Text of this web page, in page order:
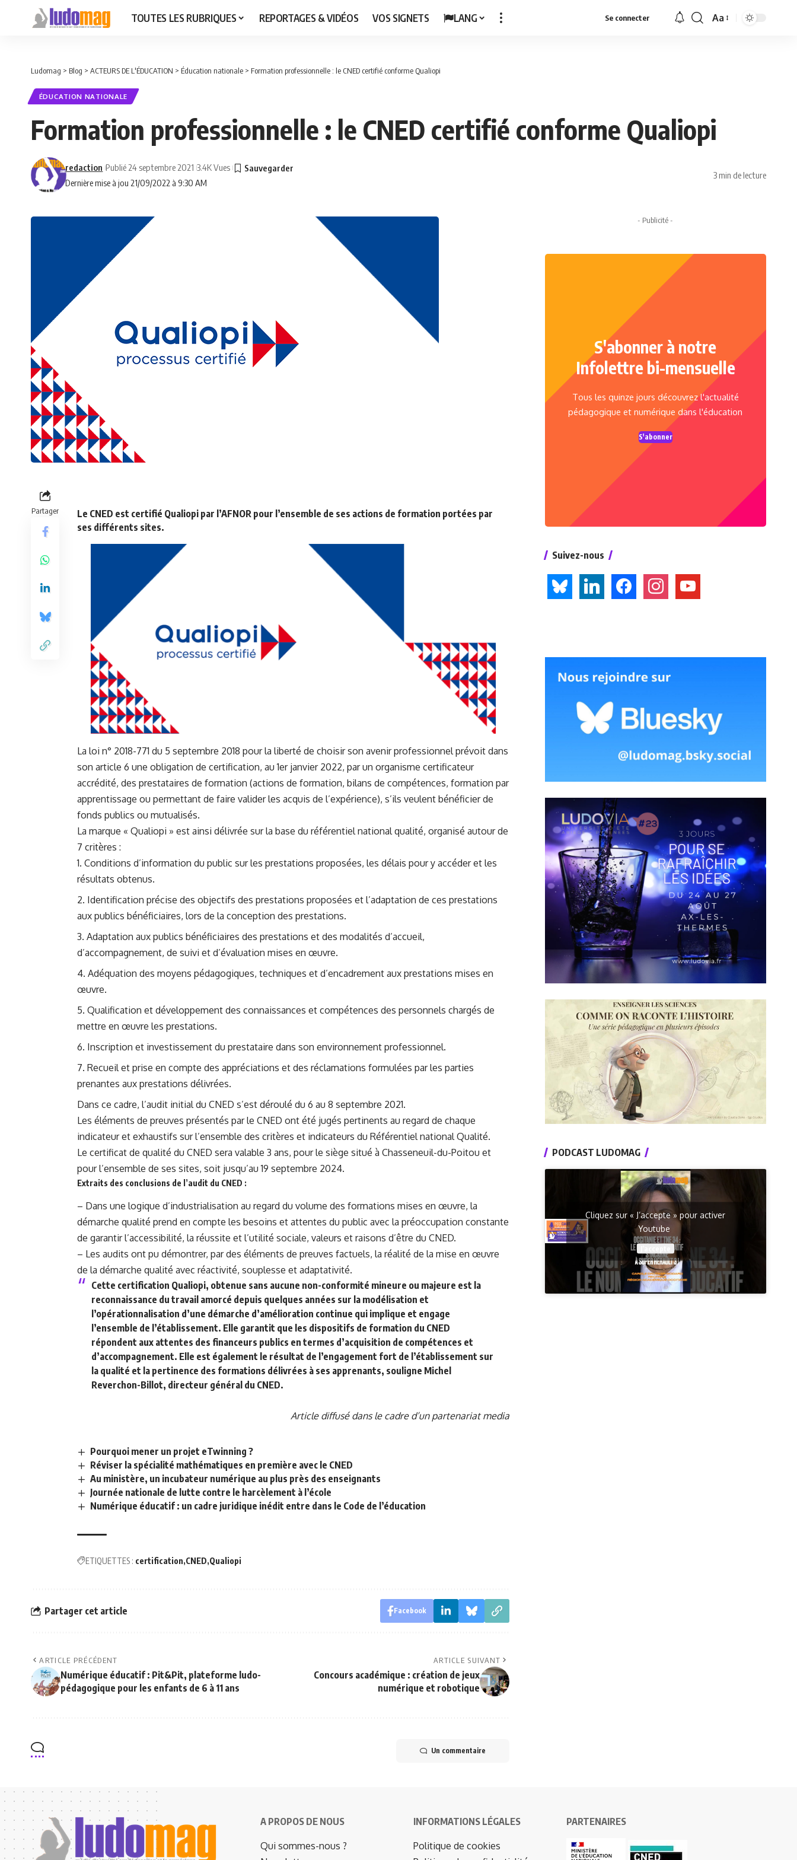
TOUTES LES RUBRIQUES REPORTAGES & VIDÉOS VOS SIGNETS LANG Se connecter
Font
Aa
Ludomag > Blog > ACTEURS DE L'ÉDUCATION > Éducation nationale > Formation professionnelle : le CNED certifié conforme Qualiopi
ÉDUCATION NATIONALE
Formation professionnelle : le CNED certifié conforme Qualiopi
Dernière mise à jou 21/09/2022 à 9:30 AM
redaction Publié 24 septembre 2021 3.4K Vues
3 min de lecture
Partager
Le CNED est certifié Qualiopi par l’AFNOR pour l’ensemble de ses actions de formation portées par
ses différents sites.
La loi n° 2018-771 du 5 septembre 2018 pour la liberté de choisir son avenir professionnel prévoit dans
son article 6 une obligation de certification, au 1er janvier 2022, par un organisme certificateur
accrédité, des prestataires de formation (actions de formation, bilans de compétences, formation par
apprentissage ou permettant de faire valider les acquis de l’expérience), s’ils veulent bénéficier de
fonds publics ou mutualisés.
La marque « Qualiopi » est ainsi délivrée sur la base du référentiel national qualité, organisé autour de
7 critères :
Conditions d’information du public sur les prestations proposées, les délais pour y accéder et les
résultats obtenus.
Identification précise des objectifs des prestations proposées et l’adaptation de ces prestations
aux publics bénéficiaires, lors de la conception des prestations.
Adaptation aux publics bénéficiaires des prestations et des modalités d’accueil,
d’accompagnement, de suivi et d’évaluation mises en œuvre.
Adéquation des moyens pédagogiques, techniques et d’encadrement aux prestations mises en
œuvre.
Qualification et développement des connaissances et compétences des personnels chargés de
mettre en œuvre les prestations.
Inscription et investissement du prestataire dans son environnement professionnel.
Recueil et prise en compte des appréciations et des réclamations formulées par les parties
prenantes aux prestations délivrées.
Dans ce cadre, l’audit initial du CNED s’est déroulé du 6 au 8 septembre 2021.
Les éléments de preuves présentés par le CNED ont été jugés pertinents au regard de chaque
indicateur et exhaustifs sur l’ensemble des critères et indicateurs du Référentiel national Qualité.
Le certificat de qualité du CNED sera valable 3 ans, pour le siège situé à Chasseneuil-du-Poitou et
pour l’ensemble de ses sites, soit jusqu’au 19 septembre 2024.
Extraits des conclusions de l’audit du CNED :
– Dans une logique d’industrialisation au regard du volume des formations mises en œuvre, la
démarche qualité prend en compte les besoins et attentes du public avec la préoccupation constante
de garantir l’accessibilité, la réussite et l’utilité sociale, valeurs et raisons d’être du CNED.
– Les audits ont pu démontrer, par des éléments de preuves factuels, la réalité de la mise en œuvre
de la démarche qualité avec réactivité, souplesse et adaptativité.
Cette certification Qualiopi, obtenue sans aucune non-conformité mineure ou majeure est la
reconnaissance du travail amorcé depuis quelques années sur la modélisation et
l’opérationnalisation d’une démarche d’amélioration continue qui implique et engage
l’ensemble de l’établissement. Elle garantit que les dispositifs de formation du CNED
répondent aux attentes des financeurs publics en termes d’acquisition de compétences et
d’accompagnement. Elle est également le résultat de l’engagement fort de l’établissement sur
la qualité et la pertinence des formations délivrées à ses apprenants, souligne Michel
Reverchon-Billot, directeur général du CNED.
Article diffusé dans le cadre d’un partenariat media
Pourquoi mener un projet eTwinning ?
Réviser la spécialité mathématiques en première avec le CNED
Au ministère, un incubateur numérique au plus près des enseignants
Journée nationale de lutte contre le harcèlement à l’école
Numérique éducatif : un cadre juridique inédit entre dans le Code de l’éducation
ETIQUETTES : certification CNED Qualiopi
Partager cet article Facebook
ARTICLE PRÉCÉDENT
Numérique éducatif : Pit&Pit, plateforme ludo-
pédagogique pour les enfants de 6 à 11 ans
ARTICLE SUIVANT
Concours académique : création de jeux
numérique et robotique
Un commentaire
- Publicité -
S'abonner à notre
Infolettre bi-mensuelle
Tous les quinze jours découvrez l'actualité
pédagogique et numérique dans l'éducation
S'abonner
Suivez-nous
bluesky linkedin facebookinstagramyoutube
PODCAST LUDOMAG
Cliquez sur « J’accepte » pour activer
Youtube
A PROPOS DE NOUS
Qui sommes-nous ?
INFORMATIONS LÉGALES
Politique de cookies
PARTENAIRES